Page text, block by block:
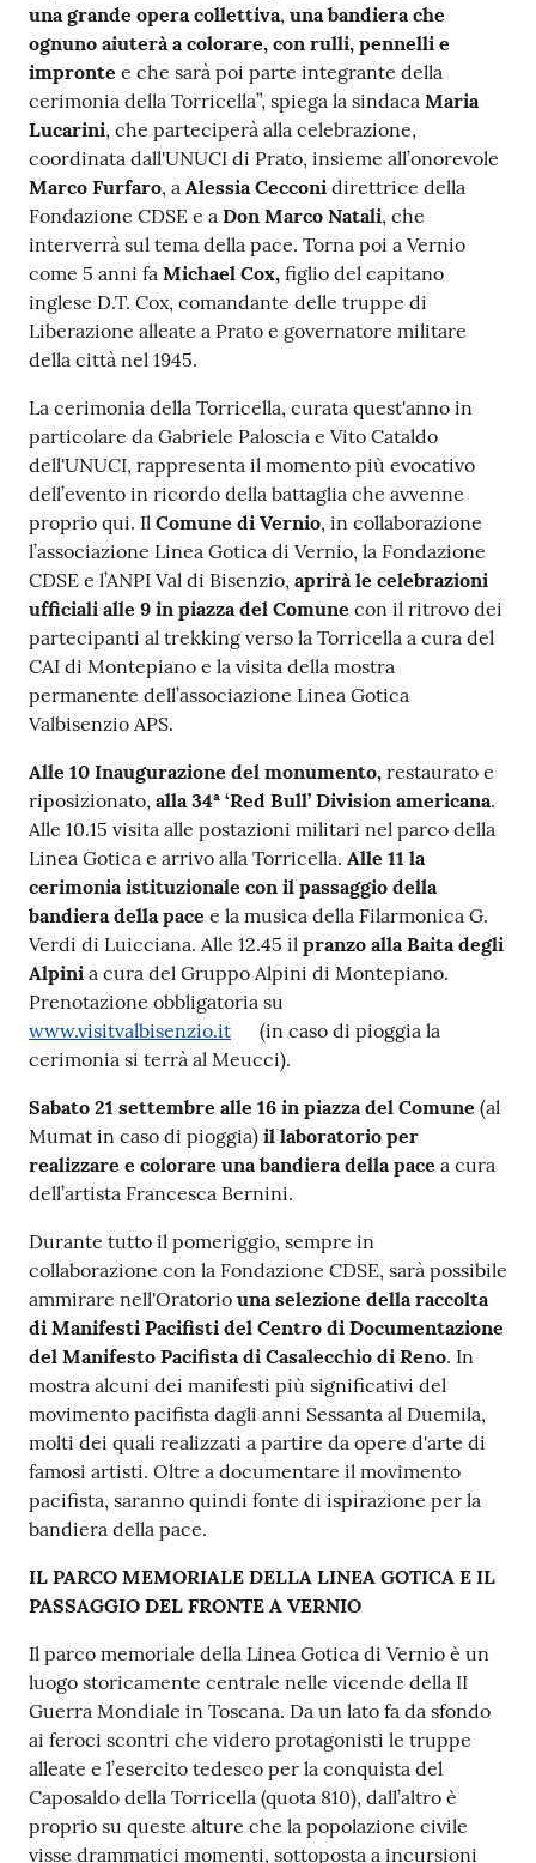
una grande opera collettiva, una bandiera che
ognuno aiuterà a colorare, con rulli, pennelli e
impronte e che sarà poi parte integrante della
cerimonia della Torricella”, spiega la sindaca Maria
Lucarini, che parteciperà alla celebrazione,
coordinata dall'UNUCI di Prato, insieme all’onorevole
Marco Furfaro, a Alessia Cecconi direttrice della
Fondazione CDSE e a Don Marco Natali, che
interverrà sul tema della pace. Torna poi a Vernio
come 5 anni fa Michael Cox, figlio del capitano
inglese D.T. Cox, comandante delle truppe di
Liberazione alleate a Prato e governatore militare
della città nel 1945.
La cerimonia della Torricella, curata quest'anno in
particolare da Gabriele Paloscia e Vito Cataldo
dell'UNUCI, rappresenta il momento più evocativo
dell’evento in ricordo della battaglia che avvenne
proprio qui. Il Comune di Vernio, in collaborazione
l’associazione Linea Gotica di Vernio, la Fondazione
CDSE e l’ANPI Val di Bisenzio, aprirà le celebrazioni
ufficiali alle 9 in piazza del Comune con il ritrovo dei
partecipanti al trekking verso la Torricella a cura del
CAI di Montepiano e la visita della mostra
permanente dell’associazione Linea Gotica
Valbisenzio APS.
Alle 10 Inaugurazione del monumento, restaurato e
riposizionato, alla 34ª ‘Red Bull’ Division americana.
Alle 10.15 visita alle postazioni militari nel parco della
Linea Gotica e arrivo alla Torricella. Alle 11 la
cerimonia istituzionale con il passaggio della
bandiera della pace e la musica della Filarmonica G.
Verdi di Luicciana. Alle 12.45 il pranzo alla Baita degli
Alpini a cura del Gruppo Alpini di Montepiano.
Prenotazione obbligatoria su
www.visitvalbisenzio.it
(in caso di pioggia la
cerimonia si terrà al Meucci).
Sabato 21 settembre alle 16 in piazza del Comune (al
Mumat in caso di pioggia) il laboratorio per
realizzare e colorare una bandiera della pace a cura
dell’artista Francesca Bernini.
Durante tutto il pomeriggio, sempre in
collaborazione con la Fondazione CDSE, sarà possibile
ammirare nell'Oratorio una selezione della raccolta
di Manifesti Pacifisti del Centro di Documentazione
del Manifesto Pacifista di Casalecchio di Reno. In
mostra alcuni dei manifesti più significativi del
movimento pacifista dagli anni Sessanta al Duemila,
molti dei quali realizzati a partire da opere d'arte di
famosi artisti. Oltre a documentare il movimento
pacifista, saranno quindi fonte di ispirazione per la
bandiera della pace.
IL PARCO MEMORIALE DELLA LINEA GOTICA E IL
PASSAGGIO DEL FRONTE A VERNIO
Il parco memoriale della Linea Gotica di Vernio è un
luogo storicamente centrale nelle vicende della II
Guerra Mondiale in Toscana. Da un lato fa da sfondo
ai feroci scontri che videro protagonisti le truppe
alleate e l’esercito tedesco per la conquista del
Caposaldo della Torricella (quota 810), dall’altro è
proprio su queste alture che la popolazione civile
visse drammatici momenti, sottoposta a incursioni